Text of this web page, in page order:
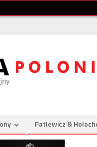
Patlewicz &